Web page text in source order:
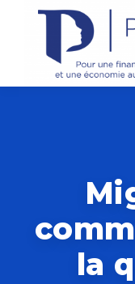
la
Panneau de gestion